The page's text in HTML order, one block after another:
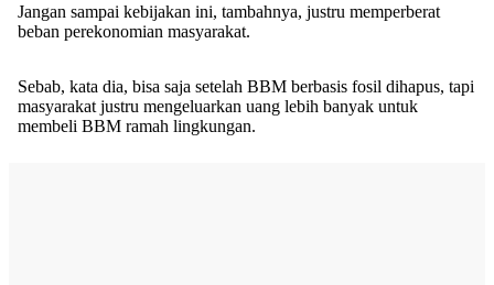
Jangan sampai kebijakan ini, tambahnya, justru memperberat
beban perekonomian masyarakat.
Sebab, kata dia, bisa saja setelah BBM berbasis fosil dihapus, tapi
masyarakat justru mengeluarkan uang lebih banyak untuk
membeli BBM ramah lingkungan.